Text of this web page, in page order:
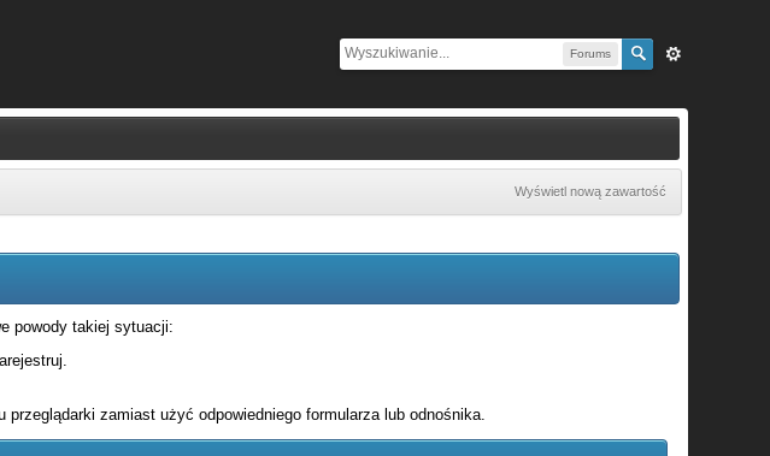
Forums
Wyświetl nową zawartość
powody takiej sytuacji:
zamiast użyć odpowiedniego formularza lub odnośnika.